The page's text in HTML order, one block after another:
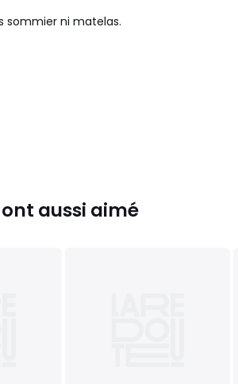
sommier ni matelas.
aussi aimé